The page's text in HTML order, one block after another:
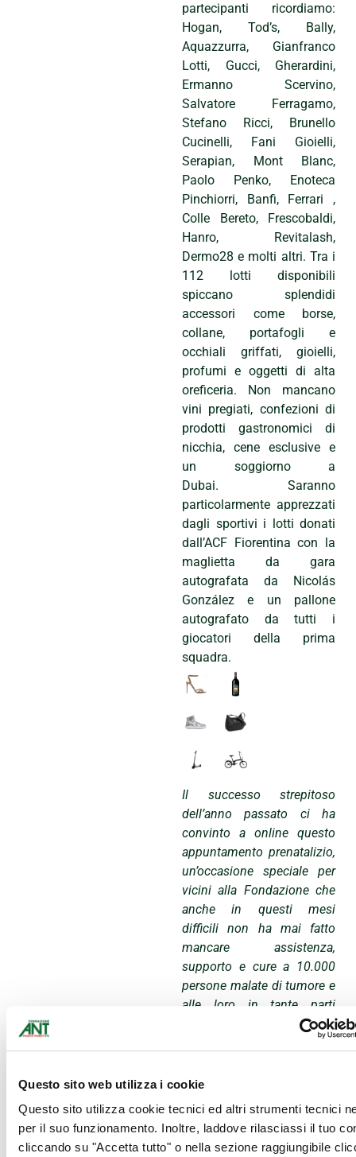
Questo sito web utilizza i cookie
Questo sito utilizza cookie tecnici ed altri strumenti tecnici
per il suo funzionamento. Inoltre, laddove rilasciassi il tuo
cliccando su "Accetta tutto" o nella sezione raggiungibile
partecipanti ricordiamo:
Hogan, Tod’s, Bally,
Aquazzurra, Gianfranco
Lotti, Gucci, Gherardini,
Ermanno Scervino,
Salvatore Ferragamo,
Stefano Ricci, Brunello
Cucinelli, Fani Gioielli,
Serapian, Mont Blanc,
Paolo Penko, Enoteca
Pinchiorri, Banfi, Ferrari ,
Colle Bereto, Frescobaldi,
Hanro, Revitalash,
Dermo28 e molti altri. Tra i
112 lotti disponibili
spiccano splendidi
accessori come borse,
collane, portafogli e
occhiali griffati, gioielli,
profumi e oggetti di alta
oreficeria. Non mancano
vini pregiati, confezioni di
prodotti gastronomici di
nicchia, cene esclusive e
un soggiorno a
Dubai. Saranno
particolarmente apprezzati
dagli sportivi i lotti donati
dall’ACF Fiorentina con la
maglietta da gara
autografata da Nicolás
González e un pallone
autografato da tutti i
giocatori della prima
squadra.
Il successo strepitoso
dell’anno passato ci ha
convinto a online questo
appuntamento prenatalizio,
un’occasione speciale per
vicini alla Fondazione che
anche in questi mesi
difficili non ha mai fatto
mancare assistenza,
supporto e cure a 10.000
persone malate di tumore e
alle loro in tante parti
commenta il
Delegato fiorentino della
Martini
recente Premio al